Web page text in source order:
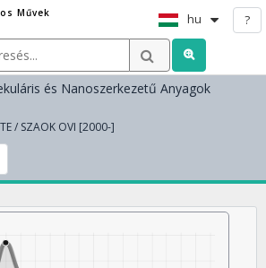
Művek
hu ?
és Nanoszerkezetű Anyagok
/ SZAOK OVI [2000-]